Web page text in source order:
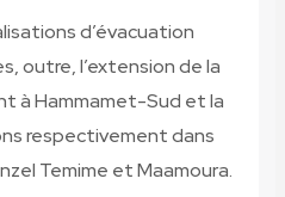
d’évacuation
outre, l’extension de la
à Hammamet-Sud et la
respectivement dans
Temime et Maamoura.